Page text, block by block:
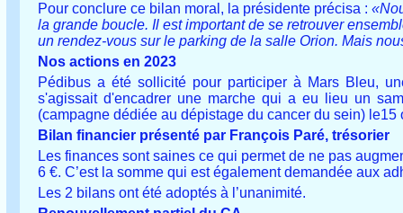
Pour conclure ce bilan moral, la présidente précisa :
la grande boucle. Il est important de se retrouver
un rendez-vous sur le parking de la salle Orion. Mais
Nos actions en 2023
Pédibus a été sollicité pour participer à Mars Bleu,
s'agissait d'encadrer une marche qui a eu lieu un
(campagne dédiée au dépistage du cancer du sein) le15
Bilan financier présenté par François Paré, trésorier
Les finances sont saines ce qui permet de ne pas
6 €. C’est la somme qui est également demandée aux
Les 2 bilans ont été adoptés à l’unanimité.